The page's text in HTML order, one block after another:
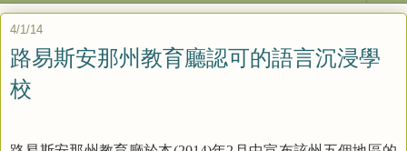
4/1/14
路易斯安那州教育廳認可的語言沉浸學
校